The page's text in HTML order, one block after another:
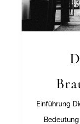
Einführung